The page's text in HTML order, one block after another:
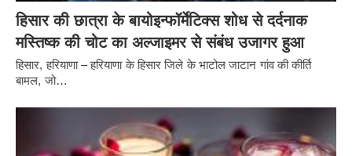
हिसार की छात्रा के बायोइन्फॉर्मेटिक्स शोध से दर्दनाक
मस्तिष्क की चोट का अल्जाइमर से संबंध उजागर हुआ
हिसार, हरियाणा – हरियाणा के हिसार जिले के भाटोल जाटान गांव की कीर्ति
बामल, जो…